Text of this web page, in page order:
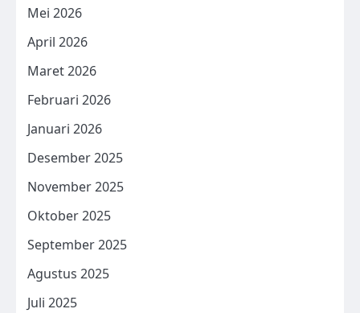
Mei 2026
April 2026
Maret 2026
Februari 2026
Januari 2026
Desember 2025
November 2025
Oktober 2025
September 2025
Agustus 2025
Juli 2025